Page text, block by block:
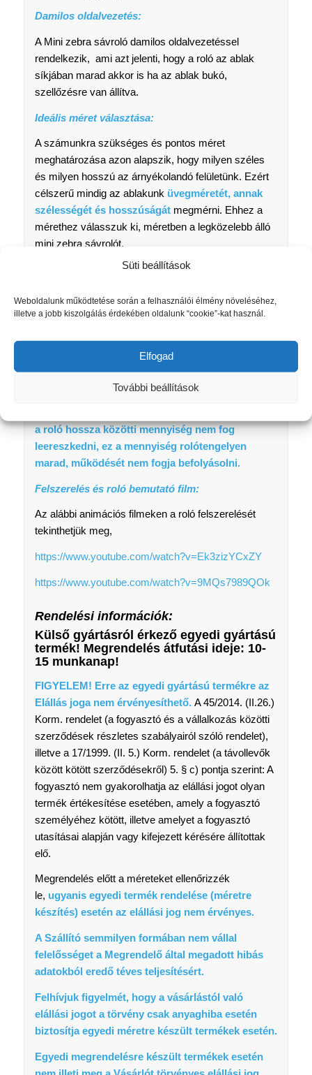
Süti beállítások
Weboldalunk működtetése során a felhasználói élmény növeléséhez,
illetve a jobb kiszolgálás érdekében oldalunk “cookie”-kat használ.
Elfogad
További beállítások
Damilos oldalvezetés:
A Mini zebra sávroló damilos oldalvezetéssel
rendelkezik, ami azt jelenti, hogy a roló az ablak
síkjában marad akkor is ha az ablak bukó,
szellőzésre van állítva.
Ideális méret választása:
A számunkra szükséges és pontos méret
meghatározása azon alapszik, hogy milyen széles
és milyen hosszú az árnyékolandó felületünk. Ezért
célszerű mindig az ablakunk üvegméretét, annak
szélességét és hosszúságátmegmérni. Ehhez a
mérethez válasszuk ki, méretben a legközelebb álló
mini zebra sávrolót.
Szélességre vonatkozóan: az ablak üveg szélessége
üvegfelületű ablakra 68 cm szélességű rolót érdemes
rendelni. A roló szélesség kiválasztásának ügyelni
a roló hossza közötti mennyiség nem fog
leereszkedni, ez a mennyiség rolótengelyen
marad, működését nem fogja befolyásolni.
Felszerelés és roló bemutató film:
Az alábbi animációs filmeken a roló felszerelését
tekinthetjük meg,
https://www.youtube.com/watch?v=Ek3zizYCxZY
https://www.youtube.com/watch?v=9MQs7989QOk
Rendelési információk:
Külső gyártásról érkező egyedi gyártású
termék! Megrendelés átfutási ideje: 10-
15 munkanap!
FIGYELEM! Erre az egyedi gyártású termékre az
Elállás joga nem érvényesíthető.A 45/2014. (II.26.)
Korm. rendelet (a fogyasztó és a vállalkozás közötti
szerződések részletes szabályairól szóló rendelet),
illetve a 17/1999. (II. 5.) Korm. rendelet (a távollevők
között kötött szerződésekről) 5. § c) pontja szerint: A
fogyasztó nem gyakorolhatja az elállási jogot olyan
termék értékesítése esetében, amely a fogyasztó
személyéhez kötött, illetve amelyet a fogyasztó
utasításai alapján vagy kifejezett kérésére állítottak
elő.
Megrendelés előtt a méreteket ellenőrizzék
le, ugyanis egyedi termék rendelése (méretre
készítés) esetén az elállási jog nem érvényes.
A Szállító semmilyen formában nem vállal
felelősséget a Megrendelő által megadott hibás
adatokból eredő téves teljesítésért.
Felhívjuk figyelmét, hogy a vásárlástól való
elállási jogot a törvény csak anyaghiba esetén
biztosítja egyedi méretre készült termékek esetén.
Egyedi megrendelésre készült termékek esetén